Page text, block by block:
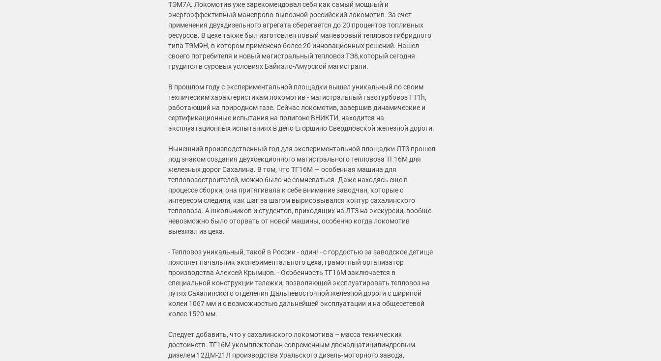
ТЭМ7А. Локомотив уже зарекомендовал себя как самый мощный и
энергоэффективный маневрово-вывозной российский локомотив. За счет
применения двухдизельного агрегата сберегается до 20 процентов топливных
ресурсов. В цехе также был изготовлен новый маневровый тепловоз гибридного
типа ТЭМ9Н, в котором применено более 20 инновационных решений. Нашел
своего потребителя и новый магистральный тепловоз ТЭ8,который сегодня
трудится в суровых условиях Байкало-Амурской магистрали.
В прошлом году с экспериментальной площадки вышел уникальный по своим
техническим характеристикам локомотив - магистральный газотурбовоз ГТ1h,
работающий на природном газе. Сейчас локомотив, завершив динамические и
сертификационные испытания на полигоне ВНИКТИ, находится на
эксплуатационных испытаниях в депо Егоршино Свердловской железной дороги.
Нынешний производственный год для экспериментальной площадки ЛТЗ прошел
под знаком создания двухсекционного магистрального тепловоза ТГ16М для
железных дорог Сахалина. В том, что ТГ16М — особенная машина для
тепловозостроителей, можно было не сомневаться. Даже находясь еще в
процессе сборки, она притягивала к себе внимание заводчан, которые с
интересом следили, как шаг за шагом вырисовывался контур сахалинского
тепловоза. А школьников и студентов, приходящих на ЛТЗ на экскурсии, вообще
невозможно было оторвать от новой машины, особенно когда локомотив
выезжал из цеха.
- Тепловоз уникальный, такой в России - один! - с гордостью за заводское детище
поясняет начальник экспериментального цеха, грамотный организатор
производства Алексей Крымцов. - Особенность ТГ16М заключается в
специальной конструкции тележки, позволяющей эксплуатировать тепловоз на
путях Сахалинского отделения Дальневосточной железной дороги с шириной
колеи 1067 мм и с возможностью дальнейшей эксплуатации и на общесетевой
колее 1520 мм.
Следует добавить, что у сахалинского локомотива – масса технических
достоинств. ТГ16М укомплектован современным двенадцатицилиндровым
дизелем 12ДМ-21Л производства Уральского дизель-моторного завода,